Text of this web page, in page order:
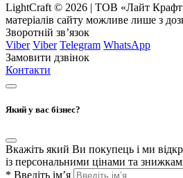
LightCraft © 2026 | ТОВ «Лайт
матеріалів сайту можливе лише з
Зворотній зв’язок
Viber Viber Telegram WhatsApp
Замовити дзвінок
Контакти
Який у вас бізнес?
Вкажіть який Ви покупець і ми
із персональними цінами та
* Введіть ім’я